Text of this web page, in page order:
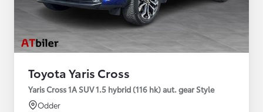
Toyota Yaris Cross
Yaris Cross 1A SUV 1.5 hybrid (116 hk) aut. gear Style
Odder